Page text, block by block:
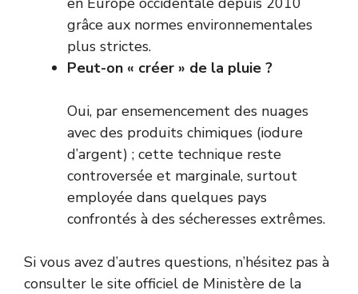
grâce aux normes environnementales
plus strictes.
Peut-on « créer » de la pluie ?
Oui, par ensemencement des nuages
avec des produits chimiques (iodure
d’argent) ; cette technique reste
controversée et marginale, surtout
employée dans quelques pays
confrontés à des sécheresses extrêmes.
Si vous avez d’autres questions, n’hésitez pas à
consulter le site officiel de Ministère de la